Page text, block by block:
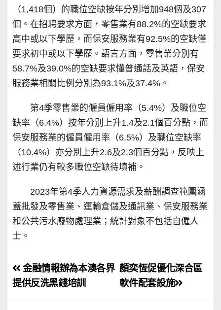
（1,418個）的職位空缺按年分別增加948個及307
個。在招聘要求方面，零售業有88.2%的空缺要求
高中或以下學歷，而保安服務業有92.5%的空缺僅
要求初中或以下學歷。語言方面，零售業分別有
58.7%及39.0%的空缺要求懂普通話及英語，保安
服務業相關比例分別為93.1%及37.4%。
第4季零售業的僱員僱用率（5.4%）及職位空
缺率（6.4%）按年分別上升1.4及2.1個百分點，而
保安服務業的僱員僱用率（6.5%）及職位空缺率
（10.4%）亦分別上升2.6及2.3個百分點，反映上
述行業仍有較多職位空缺待填補。
2023年第4季人力資源需求及薪酬調查範圍涵
蓋批發及零售業、運輸倉儲及通訊業、保安服務業
和公共污水廢物處理業；統計對象不包括自僱人
士。
文
章
顏奕恆促優化深合區
軟件配套設施
金融情報辦為本澳各界
提供反洗黑錢培訓